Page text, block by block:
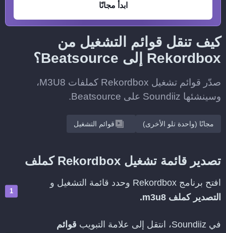
ابدأ مجانًا
كيف تنقل قوائم التشغيل من
Rekordbox إلى Beatsource؟
صدّر قوائم تشغيل Rekordbox كملفات M3U8،
وسينشئها Soundiiz على Beatsource.
مجانًا (واحدة تلو الأخرى) قوائم التشغيل
تصدير قائمة تشغيل Rekordbox كملف
افتح برنامج Rekordbox وحدد قائمة التشغيل و
التصدير كملف m3u8.
في Soundiiz، انتقل إلى علامة التبويب
قوائم